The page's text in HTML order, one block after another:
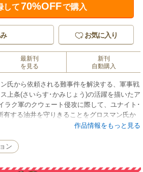
して70%OFFで購入
お気に入り
最新刊
を見る
新刊
自動購入
氏から依頼される難事件を解決する、軍事戦
上条(さいらす･かみじょう)の活躍を描いたア
ラク軍のクウェート侵攻に際して、ユナイト･
有する油井を守りきることをグロスマン氏か
頼できる4人の仲間達とともにその油井の近く
作品情報をもっと見る
ン